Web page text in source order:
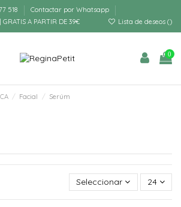
518
Contactar por Whatsapp
A PARTIR DE 39€
Lista de deseos ()
0
Facial Serúm
Seleccionar 24